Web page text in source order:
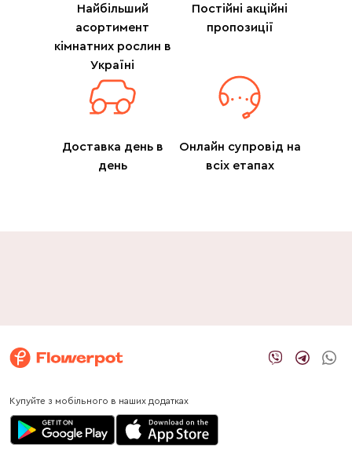
Найбільший
асортимент
кімнатних рослин в
Україні
Постійні акційні
пропозиції
Доставка день в
день
Онлайн супровід на
всіх етапах
Купуйте з мобільного в наших додатках